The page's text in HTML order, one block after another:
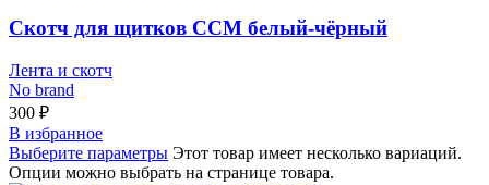
Скотч для щитков CCM белый-чёрный
Лента и скотч
No brand
300 ₽
В избранное
Выберите параметры Этот товар имеет несколько вариаций.
Опции можно выбрать на странице товара.